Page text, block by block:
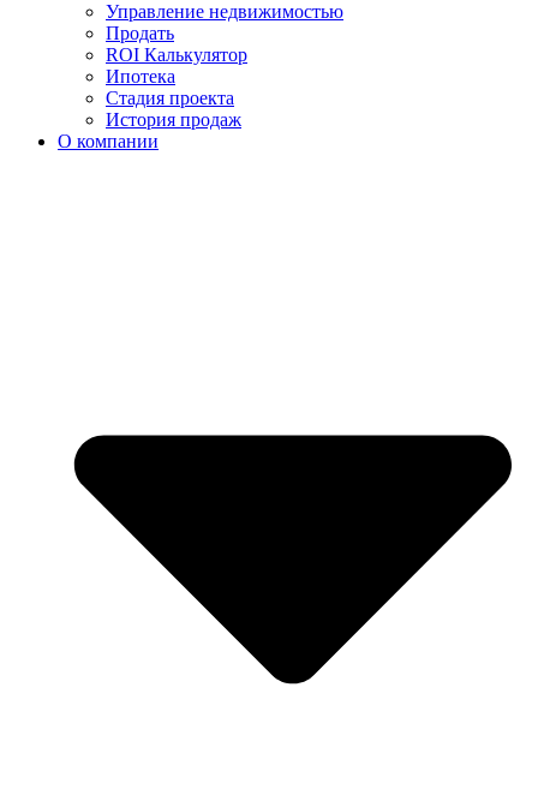
Управление недвижимостью
Продать
ROI Калькулятор
Ипотека
Стадия проекта
История продаж
О компании